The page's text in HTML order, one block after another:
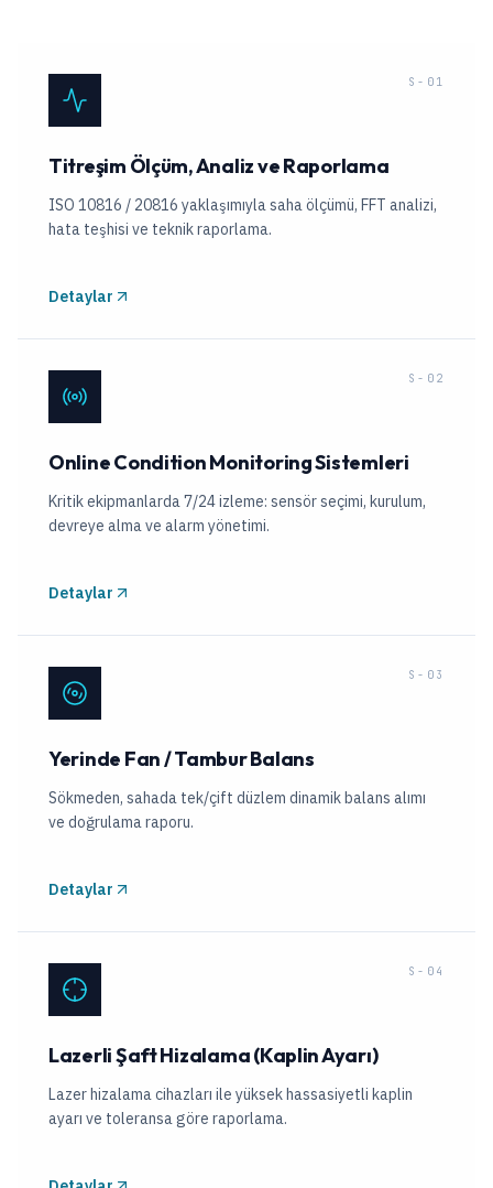
S-01
Titreşim Ölçüm, Analiz ve Raporlama
ISO 10816 / 20816 yaklaşımıyla saha ölçümü, FFT analizi,
hata teşhisi ve teknik raporlama.
Detaylar
S-02
Online Condition Monitoring Sistemleri
Kritik ekipmanlarda 7/24 izleme: sensör seçimi, kurulum,
devreye alma ve alarm yönetimi.
Detaylar
S-03
Yerinde Fan / Tambur Balans
Sökmeden, sahada tek/çift düzlem dinamik balans alımı
ve doğrulama raporu.
Detaylar
S-04
Lazerli Şaft Hizalama (Kaplin Ayarı)
Lazer hizalama cihazları ile yüksek hassasiyetli kaplin
ayarı ve toleransa göre raporlama.